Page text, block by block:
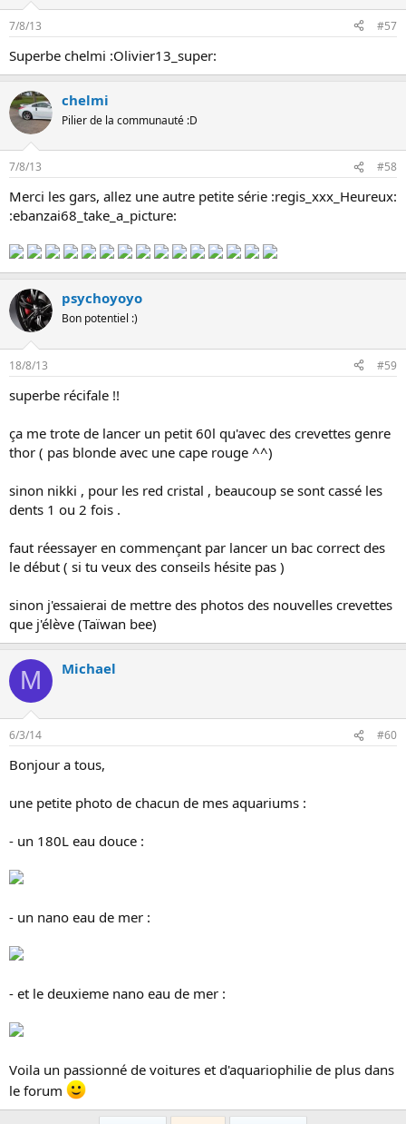
7/8/13 #57
Superbe chelmi :Olivier13_super:
chelmi
Pilier de la communauté :D
7/8/13 #58
Merci les gars, allez une autre petite série :regis_xxx_Heureux:
:ebanzai68_take_a_picture:
psychoyoyo
Bon potentiel :)
18/8/13 #59
superbe récifale !!
ça me trote de lancer un petit 60l qu'avec des crevettes genre
thor ( pas blonde avec une cape rouge ^^)
sinon nikki , pour les red cristal , beaucoup se sont cassé les
dents 1 ou 2 fois .
faut réessayer en commençant par lancer un bac correct des
le début ( si tu veux des conseils hésite pas )
sinon j'essaierai de mettre des photos des nouvelles crevettes
que j'élève (Taïwan bee)
M Michael
6/3/14 #60
Bonjour a tous,
une petite photo de chacun de mes aquariums :
- un 180L eau douce :
- un nano eau de mer :
- et le deuxieme nano eau de mer :
Voila un passionné de voitures et d'aquariophilie de plus dans
le forum